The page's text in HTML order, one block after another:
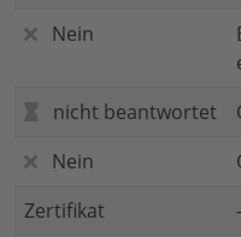
Nein
nicht beantwortet
Nein
Zertifikat
-